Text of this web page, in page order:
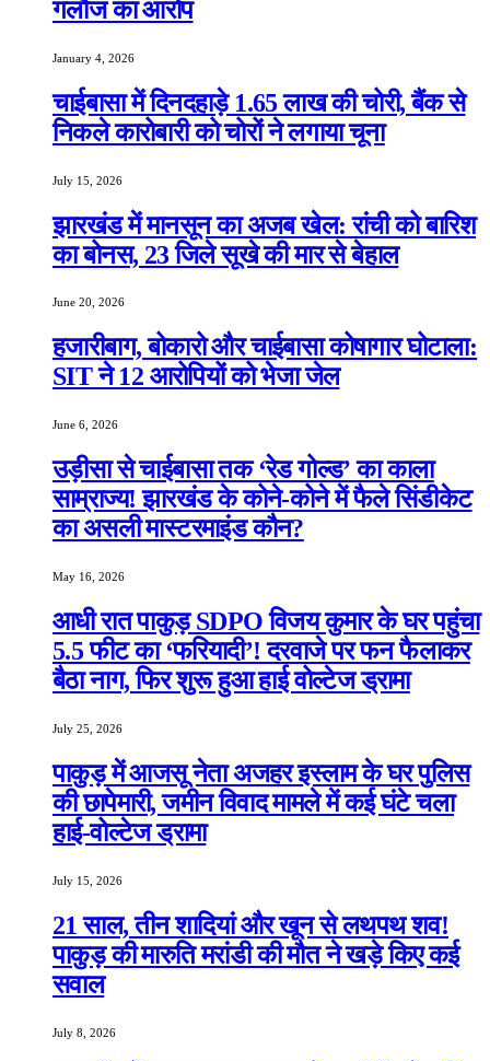
गलौज का आरोप
January 4, 2026
चाईबासा में दिनदहाड़े 1.65 लाख की चोरी, बैंक से
निकले कारोबारी को चोरों ने लगाया चूना
July 15, 2026
झारखंड में मानसून का अजब खेल: रांची को बारिश
का बोनस, 23 जिले सूखे की मार से बेहाल
June 20, 2026
हजारीबाग, बोकारो और चाईबासा कोषागार घोटाला:
SIT ने 12 आरोपियों को भेजा जेल
June 6, 2026
उड़ीसा से चाईबासा तक ‘रेड गोल्ड’ का काला
साम्राज्य! झारखंड के कोने-कोने में फैले सिंडीकेट
का असली मास्टरमाइंड कौन?
May 16, 2026
आधी रात पाकुड़ SDPO विजय कुमार के घर पहुंचा
5.5 फीट का ‘फरियादी’! दरवाजे पर फन फैलाकर
बैठा नाग, फिर शुरू हुआ हाई वोल्टेज ड्रामा
July 25, 2026
पाकुड़ में आजसू नेता अजहर इस्लाम के घर पुलिस
की छापेमारी, जमीन विवाद मामले में कई घंटे चला
हाई-वोल्टेज ड्रामा
July 15, 2026
21 साल, तीन शादियां और खून से लथपथ शव!
पाकुड़ की मारुति मरांडी की मौत ने खड़े किए कई
सवाल
July 8, 2026